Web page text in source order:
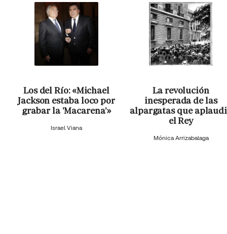
Los del Río: «Michael
Jackson estaba loco por
grabar la 'Macarena'»
Israel Viana
La revolución
inesperada de las
alpargatas que
el Rey
Mónica Arrizabalaga